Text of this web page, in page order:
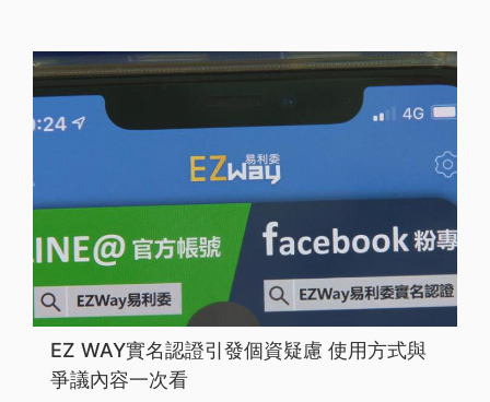
EZ WAY實名認證引發個資疑慮 使用方式與
爭議內容一次看